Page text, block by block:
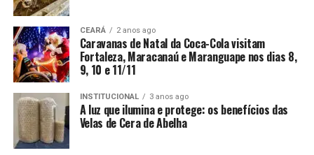
CEARÁ 2 anos ago
Caravanas de Natal da Coca-Cola visitam
Fortaleza, Maracanaú e Maranguape nos dias 8,
9, 10 e 11/11
INSTITUCIONAL 3 anos ago
A luz que ilumina e protege: os benefícios das
Velas de Cera de Abelha